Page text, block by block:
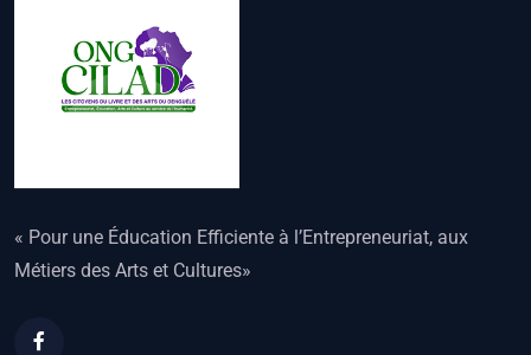
« Pour une Éducation Efficiente à l’Entrepreneuriat, aux
Métiers des Arts et Cultures»